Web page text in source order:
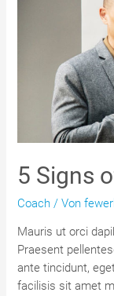
5 Signs
Coach / Von
Mauris ut orci
Praesent
ante tincidunt,
facilisis sit amet